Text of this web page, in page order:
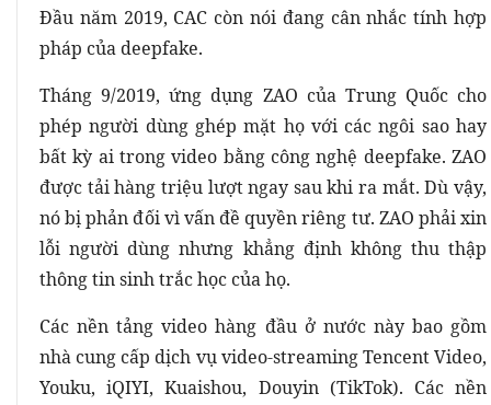
Đầu năm 2019, CAC còn nói đang cân nhắc tính hợp
pháp của deepfake.
Tháng 9/2019, ứng dụng ZAO của Trung Quốc cho
phép người dùng ghép mặt họ với các ngôi sao hay
bất kỳ ai trong video bằng công nghệ deepfake. ZAO
được tải hàng triệu lượt ngay sau khi ra mắt. Dù vậy,
nó bị phản đối vì vấn đề quyền riêng tư. ZAO phải xin
lỗi người dùng nhưng khẳng định không thu thập
thông tin sinh trắc học của họ.
Các nền tảng video hàng đầu ở nước này bao gồm
nhà cung cấp dịch vụ video-streaming Tencent Video,
Youku, iQIYI, Kuaishou, Douyin (TikTok). Các nền